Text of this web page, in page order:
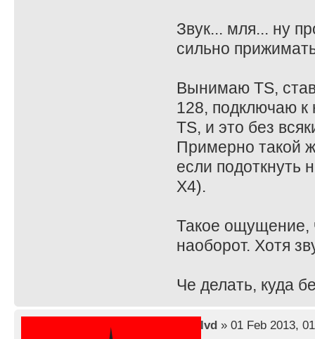
Звук... мля... ну
сильно
Вынимаю TS,
128, подключаю к
TS, и это без
Примерно такой
если подоткнуть
X4).
Такое ощущение,
наоборот. Хотя
Че делать, куда
lvd» 01 Feb 2013,